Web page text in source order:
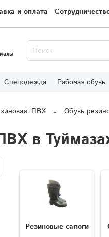
и оплата
Спецодежда Рабочая обувь
ПВХ Обувь
в
Резиновые сапоги